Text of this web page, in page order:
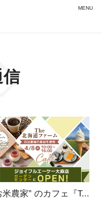
MENU
信
米農家” のカフェ『T...